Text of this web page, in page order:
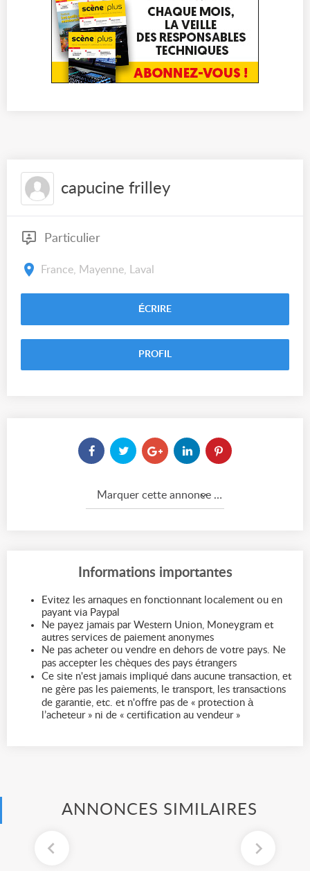
capucine frilley
Particulier
France, Mayenne, Laval
ÉCRIRE
PROFIL
Marquer cette annonce comme...
Informations importantes
Evitez les arnaques en fonctionnant localement ou en
payant via Paypal
Ne payez jamais par Western Union, Moneygram et
autres services de paiement anonymes
Ne pas acheter ou vendre en dehors de votre pays. Ne
pas accepter les chèques des pays étrangers
Ce site n'est jamais impliqué dans aucune transaction, et
ne gère pas les paiements, le transport, les transactions
de garantie, etc. et n'offre pas de « protection à
l’acheteur » ni de « certification au vendeur »
ANNONCES SIMILAIRES